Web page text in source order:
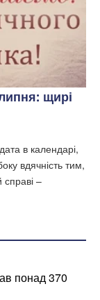
щирі
в календарі,
вдячність тим,
справі –
понад 370